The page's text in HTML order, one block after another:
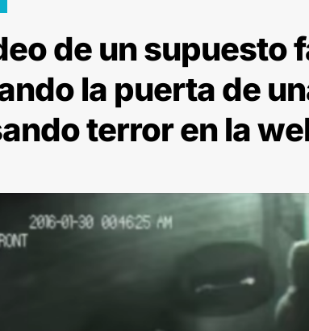
de un supuesto
la puerta de
terror en la